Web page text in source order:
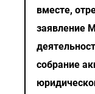
вместе,
заявление
собрание